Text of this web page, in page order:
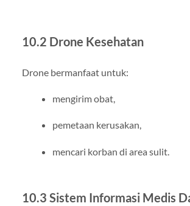
10.2 Drone Kesehatan
Drone bermanfaat untuk:
mengirim obat,
pemetaan kerusakan,
mencari korban di area sulit.
10.3 Sistem Informasi Medis